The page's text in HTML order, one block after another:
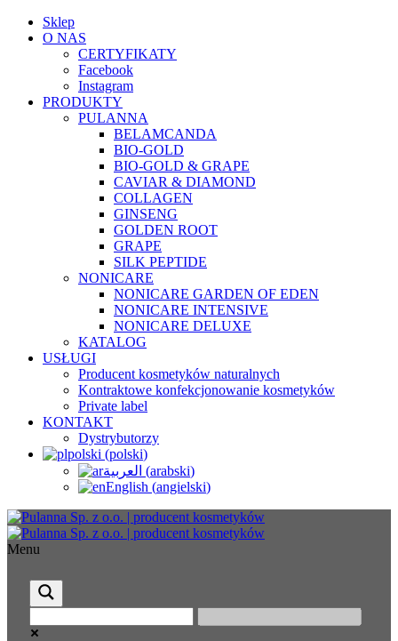
Sklep
O NAS
CERTYFIKATY
Facebook
Instagram
PRODUKTY
PULANNA
BELAMCANDA
BIO-GOLD
BIO-GOLD & GRAPE
CAVIAR & DIAMOND
COLLAGEN
GINSENG
GOLDEN ROOT
GRAPE
SILK PEPTIDE
NONICARE
NONICARE GARDEN OF EDEN
NONICARE INTENSIVE
NONICARE DELUXE
KATALOG
USŁUGI
Producent kosmetyków naturalnych
Kontraktowe konfekcjonowanie kosmetyków
Private label
KONTAKT
Dystrybutorzy
polski (polski)
العربية (arabski)
English (angielski)
Menu